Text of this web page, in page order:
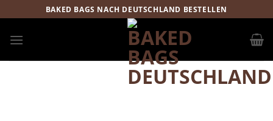
Inhalt
springen
BAKED BAGS NACH DEUTSCHLAND BESTELLEN